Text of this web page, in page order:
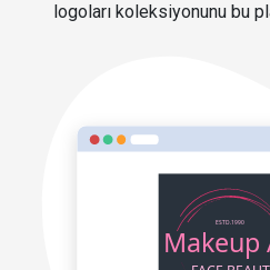
logoları koleksiyonunu bu